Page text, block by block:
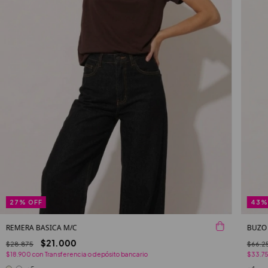
27 % OFF
REMERA BASICA M/C
$28.875 $21.000
$18.900con Transferencia o depósito bancario
43